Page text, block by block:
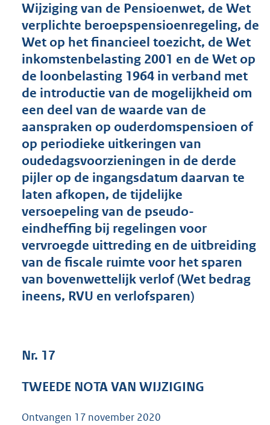
s
g
r
o
o
t
t
:
4
9
b
Wijziging van de Pensioenwet, de Wet
verplichte beroepspensioenregeling, de
Wet op het financieel toezicht, de Wet
inkomstenbelasting 2001 en de Wet op
de loonbelasting 1964 in verband met
de introductie van de mogelijkheid om
een deel van de waarde van de
aanspraken op ouderdomspensioen of
op periodieke uitkeringen van
oudedagsvoorzieningen in de derde
pijler op de ingangsdatum daarvan te
laten afkopen, de tijdelijke
versoepeling van de pseudo-
eindheffing bij regelingen voor
vervroegde uittreding en de uitbreiding
van de fiscale ruimte voor het sparen
van bovenwettelijk verlof (Wet bedrag
ineens, RVU en verlofsparen)
Nr. 17
TWEEDE NOTA VAN WIJZIGING
Ontvangen 17 november 2020